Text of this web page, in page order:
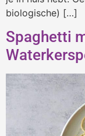
biologische) […]
Spaghetti